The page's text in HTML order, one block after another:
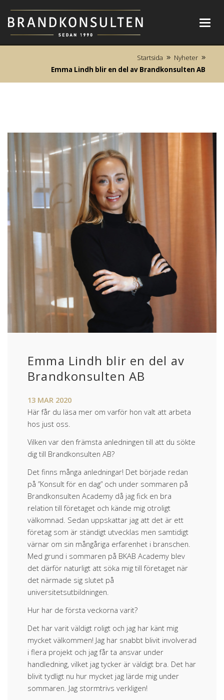
Startsida
Nyheter
Emma Lindh blir en del av Brandkonsulten AB
Emma Lindh blir en del av
Brandkonsulten AB
13 MAR 2020
Här får du läsa mer om varför hon valt att arbeta
hos just oss.
Vilken var den främsta anledningen till att du sökte
dig till Brandkonsulten AB?
Det finns många anledningar! Det började redan
på ”Konsult för en dag” och under sommaren på
Brandkonsulten Academy då jag fick en bra
relation till företaget och kände mig otroligt
välkomnad. Sedan uppskattar jag att det är ett
företag som är ständigt utvecklas men samtidigt
värnar om sin mångåriga erfarenhet i branschen.
Med grund i sommaren på BKAB Academy blev
det därför naturligt att söka mig till företaget när
det närmade sig slutet på
universitetsutbildningen.
Hur har de första veckorna varit?
Det har varit väldigt roligt och jag har känt mig
mycket välkommen! Jag har snabbt blivit involverad
i flera projekt och jag får ta ansvar under
handledning, vilket jag tycker är väldigt bra. Det har
blivit tydligt nu hur mycket jag lärde mig under
sommaren. Jag stormtrivs verkligen!